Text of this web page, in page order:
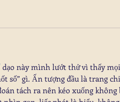
dạo này mình lướt thử vì thấy
số” gì. Ấn tượng đầu là trang
tách ra nên kéo xuống